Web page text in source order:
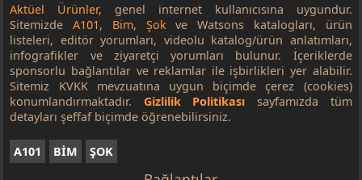
Aktüel Ürünler, genel internet kullanıcısına uygundur.
SitemizdeA101, Bim, Şok ve Watsons katalogları, ürün
listeleri, editör yorumları, videolu katalog/ürün anlatımları,
infografikler ve ziyaretçi yorumları bulunur. İçeriklerde
sponsorlu bağlantılar ve reklamlar ile işbirlikleri yer alabilir.
Sitemiz KVKK mevzuatına uygun biçimde çerez (cookies)
konumlandırmaktadır. Gizlilik Politikası sayfamızda tüm
detayları şeffaf biçimde öğrenebilirsiniz.
A101 BİM ŞOK